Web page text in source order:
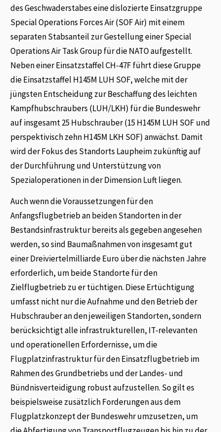
des Geschwaderstabes eine dislozierte Einsatzgruppe
Special Operations Forces Air (SOF Air) mit einem
separaten Stabsanteil zur Gestellung einer Special
Operations Air Task Group für die NATO aufgestellt.
Neben einer Einsatzstaffel CH-47F führt diese Gruppe
die Einsatzstaffel H145M LUH SOF, welche mit der
jüngsten Entscheidung zur Beschaffung des leichten
Kampfhubschraubers (LUH/LKH) für die Bundeswehr
auf insgesamt 25 Hubschrauber (15 H145M LUH SOF und
perspektivisch zehn H145M LKH SOF) anwächst. Damit
wird der Fokus des Standorts Laupheim zukünftig auf
der Durchführung und Unterstützung von
Spezialoperationen in der Dimension Luft liegen.
Auch wenn die Voraussetzungen für den
Anfangsflugbetrieb an beiden Standorten in der
Bestandsinfrastruktur bereits als gegeben angesehen
werden, so sind Baumaßnahmen von insgesamt gut
einer Dreiviertelmilliarde Euro über die nächsten Jahre
erforderlich, um beide Standorte für den
Zielflugbetrieb zu er tüchtigen. Diese Ertüchtigung
umfasst nicht nur die Aufnahme und den Betrieb der
Hubschrauber an den jeweiligen Standorten, sondern
berücksichtigt alle infrastrukturellen, IT-relevanten
und operationellen Erfordernisse, um die
Flugplatzinfrastruktur für den Einsatzflugbetrieb im
Rahmen des Grundbetriebs und der Landes- und
Bündnisverteidigung robust aufzustellen. So gilt es
beispielsweise zusätzlich Forderungen aus dem
Flugplatzkonzept der Bundeswehr umzusetzen, um